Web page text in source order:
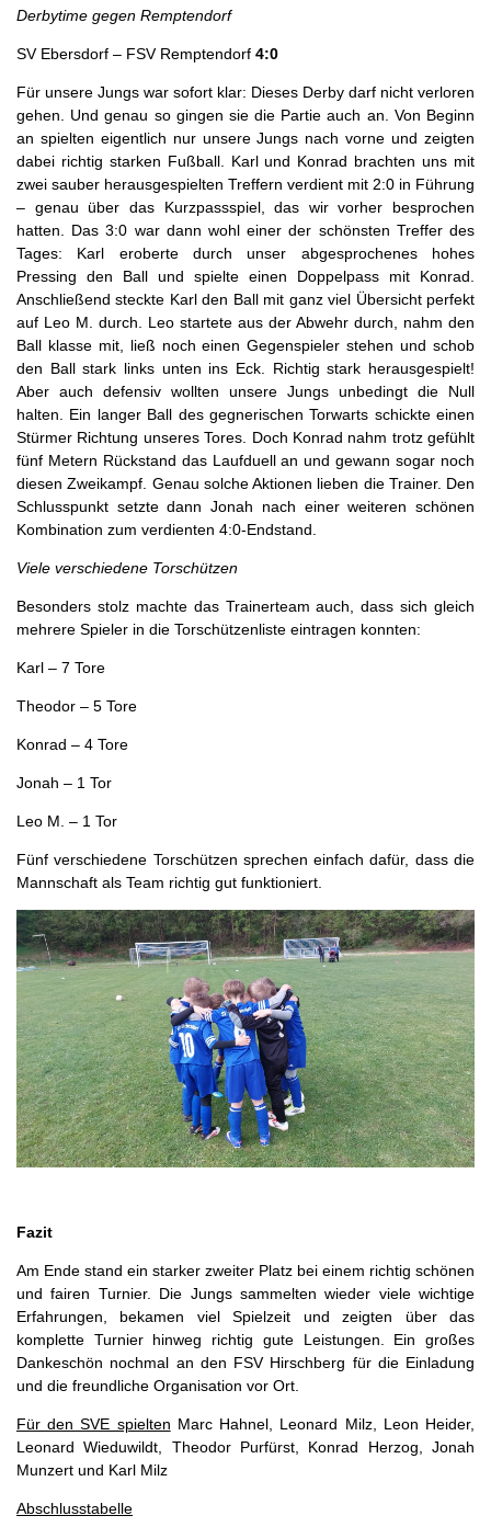
Derbytime gegen Remptendorf
SV Ebersdorf – FSV Remptendorf 4:0
Für unsere Jungs war sofort klar: Dieses Derby darf nicht verloren
gehen. Und genau so gingen sie die Partie auch an. Von Beginn
an spielten eigentlich nur unsere Jungs nach vorne und zeigten
dabei richtig starken Fußball. Karl und Konrad brachten uns mit
zwei sauber herausgespielten Treffern verdient mit 2:0 in Führung
– genau über das Kurzpassspiel, das wir vorher besprochen
hatten. Das 3:0 war dann wohl einer der schönsten Treffer des
Tages: Karl eroberte durch unser abgesprochenes hohes
Pressing den Ball und spielte einen Doppelpass mit Konrad.
Anschließend steckte Karl den Ball mit ganz viel Übersicht perfekt
auf Leo M. durch. Leo startete aus der Abwehr durch, nahm den
Ball klasse mit, ließ noch einen Gegenspieler stehen und schob
den Ball stark links unten ins Eck. Richtig stark herausgespielt!
Aber auch defensiv wollten unsere Jungs unbedingt die Null
halten. Ein langer Ball des gegnerischen Torwarts schickte einen
Stürmer Richtung unseres Tores. Doch Konrad nahm trotz gefühlt
fünf Metern Rückstand das Laufduell an und gewann sogar noch
diesen Zweikampf. Genau solche Aktionen lieben die Trainer. Den
Schlusspunkt setzte dann Jonah nach einer weiteren schönen
Kombination zum verdienten 4:0-Endstand.
Viele verschiedene Torschützen
Besonders stolz machte das Trainerteam auch, dass sich gleich
mehrere Spieler in die Torschützenliste eintragen konnten:
Karl – 7 Tore
Theodor – 5 Tore
Konrad – 4 Tore
Jonah – 1 Tor
Leo M. – 1 Tor
Fünf verschiedene Torschützen sprechen einfach dafür, dass die
Mannschaft als Team richtig gut funktioniert.
Fazit
Am Ende stand ein starker zweiter Platz bei einem richtig schönen
und fairen Turnier. Die Jungs sammelten wieder viele wichtige
Erfahrungen, bekamen viel Spielzeit und zeigten über das
komplette Turnier hinweg richtig gute Leistungen. Ein großes
Dankeschön nochmal an den FSV Hirschberg für die Einladung
und die freundliche Organisation vor Ort.
Für den SVE spielten Marc Hahnel, Leonard Milz, Leon Heider,
Leonard Wieduwildt, Theodor Purfürst, Konrad Herzog, Jonah
Munzert und Karl Milz
Abschlusstabelle